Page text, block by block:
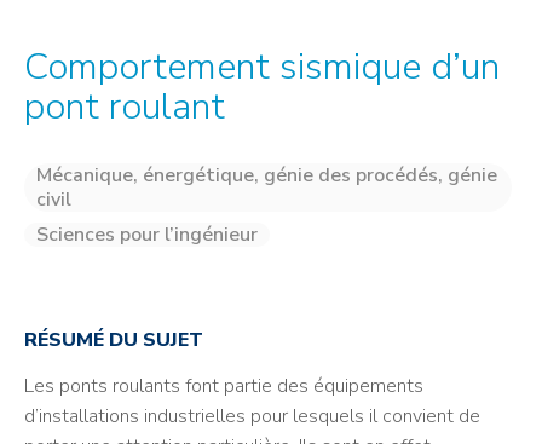
Comportement sismique d’un
pont roulant
Mécanique, énergétique, génie des procédés, génie
civil
Sciences pour l’ingénieur
RÉSUMÉ DU SUJET
Les ponts roulants font partie des équipements
d’installations industrielles pour lesquels il convient de